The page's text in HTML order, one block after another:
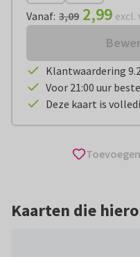
Vanaf: 3,09 2,99 excl.
Klantwaardering
Voor 21:00 uur
Deze kaart is
Kaarten die